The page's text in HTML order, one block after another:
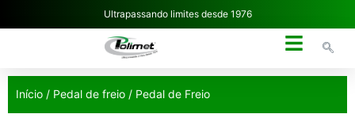
Ultrapassando limites desde 1976
Início / Pedal de freio / Pedal de Freio